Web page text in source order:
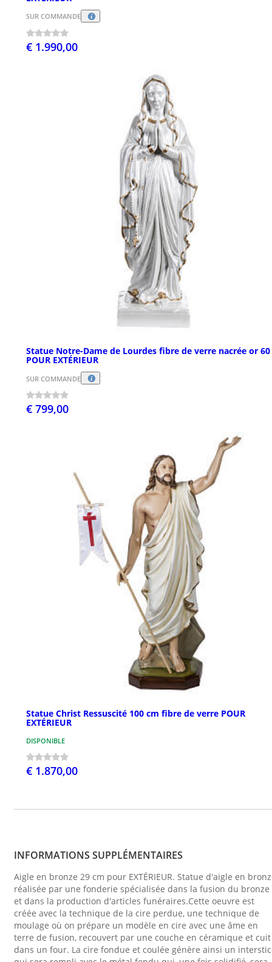
SUR COMMANDE
€ 1.990,00
Statue Notre-Dame de Lourdes fibre de verre nacrée or
POUR EXTÉRIEUR
SUR COMMANDE
€ 799,00
Statue Christ Ressuscité 100 cm fibre de verre POUR
EXTÉRIEUR
DISPONIBLE
€ 1.870,00
INFORMATIONS SUPPLÉMENTAIRES
Aigle en bronze 29 cm pour EXTÉRIEUR. Statue d'aigle en
réalisée par une fonderie spécialisée dans la fusion du bronze
et dans la production d'articles funéraires.Cette oeuvre est
créée avec la technique de la cire perdue, une technique de
moulage où on prépare un modèle en cire avec une âme en
terre de fusion, recouvert par une couche en céramique et cuit
dans un four. La cire fondue et coulée génère ainsi un